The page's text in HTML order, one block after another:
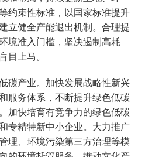
约束性标准，以国家标准提升
立健全产能退出机制。合理提
境准入门槛，坚决遏制高耗
目上马。
碳产业。加快发展战略性新兴
服务体系，不断提升绿色低碳
加快培育有竞争力的绿色低碳
专精特新中小企业。大力推广
理、环境污染第三方治理等模